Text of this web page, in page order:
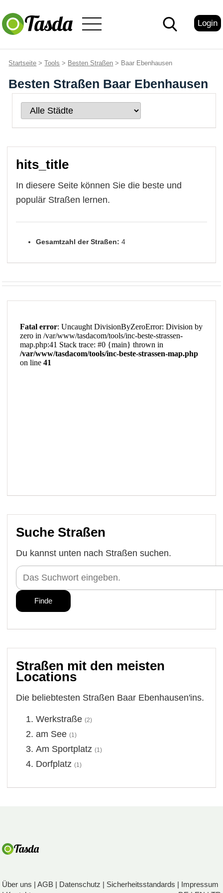
Login
Startseite >Tools > Besten Straßen > Baar Ebenhausen
Besten Straßen Baar Ebenhausen
hits_title
In diesere Seite können Sie die beste und
populär Straßen lernen.
Gesamtzahl der Straßen: 4
Suche Straßen
Du kannst unten nach Straßen suchen.
Straßen mit den meisten
Locations
Die beliebtesten Straßen Baar Ebenhausen'ins.
Werkstraße (2)
am See (1)
Am Sportplatz (1)
Dorfplatz (1)
Über uns |AGB Datenschutz Sicherheitsstandards
Impressum